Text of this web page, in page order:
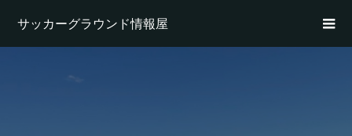
サッカーグラウンド情報屋